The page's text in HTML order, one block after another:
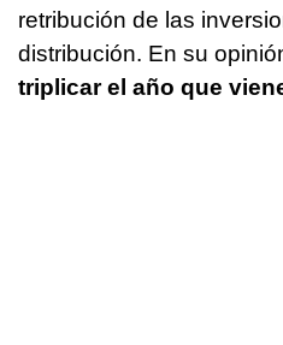
retribución de las
distribución. En su
triplicar el año que